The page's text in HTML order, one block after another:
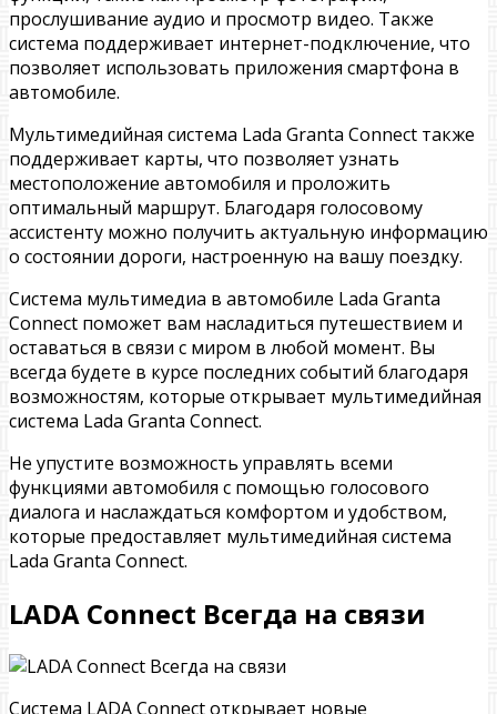
прослушивание аудио и просмотр видео. Также
система поддерживает интернет-подключение, что
позволяет использовать приложения смартфона в
автомобиле.
Мультимедийная система Lada Granta Connect также
поддерживает карты, что позволяет узнать
местоположение автомобиля и проложить
оптимальный маршрут. Благодаря голосовому
ассистенту можно получить актуальную информацию
о состоянии дороги, настроенную на вашу поездку.
Система мультимедиа в автомобиле Lada Granta
Connect поможет вам насладиться путешествием и
оставаться в связи с миром в любой момент. Вы
всегда будете в курсе последних событий благодаря
возможностям, которые открывает мультимедийная
система Lada Granta Connect.
Не упустите возможность управлять всеми
функциями автомобиля с помощью голосового
диалога и наслаждаться комфортом и удобством,
которые предоставляет мультимедийная система
Lada Granta Connect.
LADA Connect Всегда на связи
Система LADA Connect открывает новые